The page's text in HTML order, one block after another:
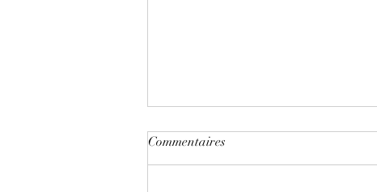
Commentaires